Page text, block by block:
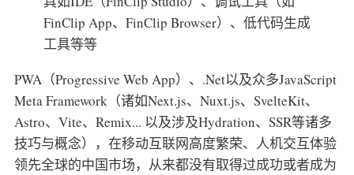
FinClip App、FinClip Browser）、低代码生成
工具等等
PWA（Progressive Web App）、.Net以及众多JavaScript
Meta Framework（诸如Next.js、Nuxt.js、SvelteKit、
Astro、Vite、Remix... 以及涉及Hydration、SSR等诸多
技巧与概念），在移动互联网高度繁荣、人机交互体验
领先全球的中国市场，从来都没有取得过成功或者成为